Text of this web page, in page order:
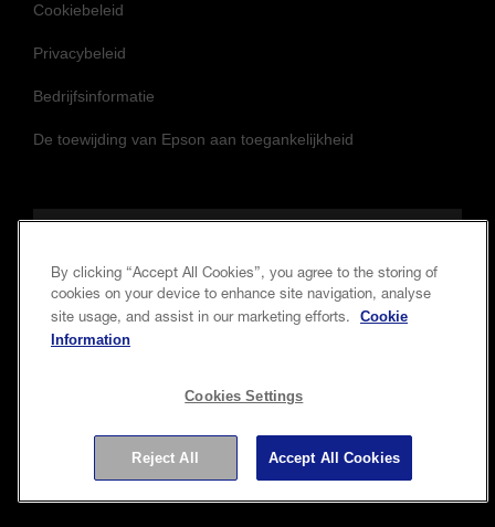
Cookiebeleid
Privacybeleid
Bedrijfsinformatie
De toewijding van Epson aan toegankelijkheid
Copyright © 2026 Seiko Epson Corporation. Alle rechten
voorbehouden.
By clicking “Accept All Cookies”, you agree to the storing of
cookies on your device to enhance site navigation, analyse
site usage, and assist in our marketing efforts.
Cookie
Information
Cookies Settings
Reject All Accept All Cookies